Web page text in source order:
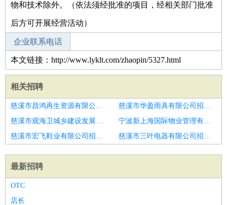
物和技术除外。（依法须经批准的项目，经相关部门批准
后方可开展经营活动）
企业联系电话
本文链接：http://www.lyklt.com/zhaopin/5327.html
相关招聘
慈溪市昌鸿再生资源有限公司招聘预算主管
慈溪市华盈雨具有限公司招聘营业主管经理
慈溪市观海卫城乡建设发展有限公司招聘公路工程一级建筑师
宁波新上海国际物业管理有限公司慈溪分公司招聘造价招标预算助理
慈溪市宏飞鞋业有限公司招聘工程经理
慈溪市三叶电器有限公司招聘高级精装修经理
最新招聘
OTC
店长